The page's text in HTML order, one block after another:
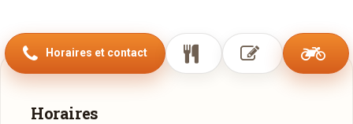
votre disposition.
L’équipe du Restauberge vous propose une cuisine du
terroir variée, tout en mettant l’accent sur la qualité de
produits et de votre bien- être. La cuisine suit les produits
Horaires et contact
Horaires